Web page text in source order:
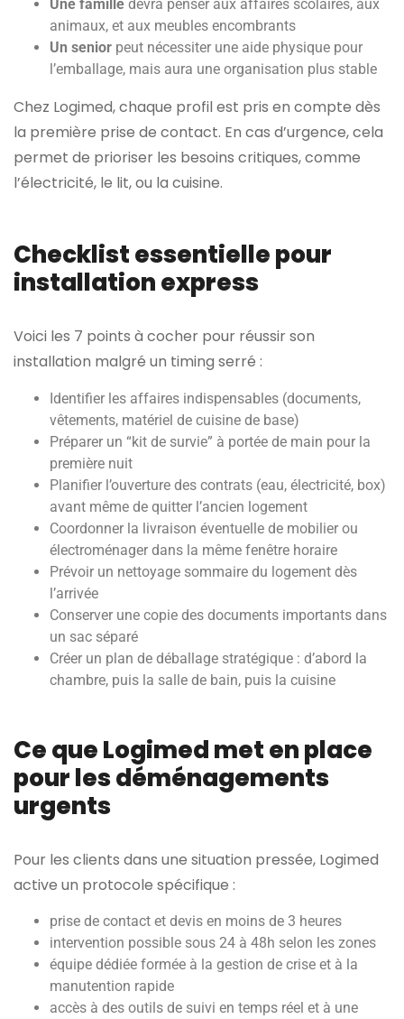
Une famille devra penser aux affaires scolaires, aux
animaux, et aux meubles encombrants
Un senior peut nécessiter une aide physique pour
l’emballage, mais aura une organisation plus stable
Chez Logimed, chaque profil est pris en compte dès
la première prise de contact. En cas d’urgence, cela
permet de prioriser les besoins critiques, comme
l’électricité, le lit, ou la cuisine.
Checklist essentielle pour
installation express
Voici les 7 points à cocher pour réussir son
installation malgré un timing serré :
Identifier les affaires indispensables (documents,
vêtements, matériel de cuisine de base)
Préparer un “kit de survie” à portée de main pour la
première nuit
Planifier l’ouverture des contrats (eau, électricité, box)
avant même de quitter l’ancien logement
Coordonner la livraison éventuelle de mobilier ou
électroménager dans la même fenêtre horaire
Prévoir un nettoyage sommaire du logement dès
l’arrivée
Conserver une copie des documents importants dans
un sac séparé
Créer un plan de déballage stratégique : d’abord la
chambre, puis la salle de bain, puis la cuisine
Ce que Logimed met en place
pour les déménagements
urgents
Pour les clients dans une situation pressée, Logimed
active un protocole spécifique :
prise de contact et devis en moins de 3 heures
intervention possible sous 24 à 48h selon les zones
équipe dédiée formée à la gestion de crise et à la
manutention rapide
accès à des outils de suivi en temps réel et à une